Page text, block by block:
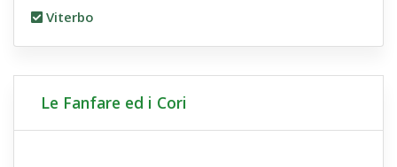
Viterbo
Le Fanfare ed i Cori